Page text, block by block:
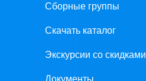
Сборные группы
Скачать каталог
Экскурсии со скидками
Документы